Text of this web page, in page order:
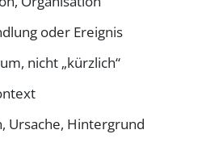
oder Ereignis
nicht „kürzlich“
Ursache, Hintergrund